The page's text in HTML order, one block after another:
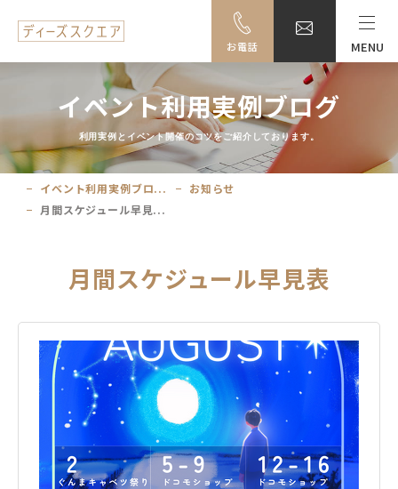
料金・ご利用案内
設備一覧
事例紹介
大阪駅前ビル地下駐車場のご案内
電話で
フォームから
お問い合わせ
空き状況
の確認
資料
ダウンロード
お電話 MENU
イベント利用実例ブログ
利用実例とイベント開催のコツをご紹介しております。
イベント利用実例ブロ...
お知らせ
月間スケジュール早見...
月間スケジュール早見表